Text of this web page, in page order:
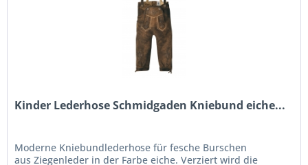
Kinder Lederhose Schmidgaden Kniebund eiche...
Moderne Kniebundlederhose für fesche Burschen
aus Ziegenleder in der Farbe eiche. Verziert wird die